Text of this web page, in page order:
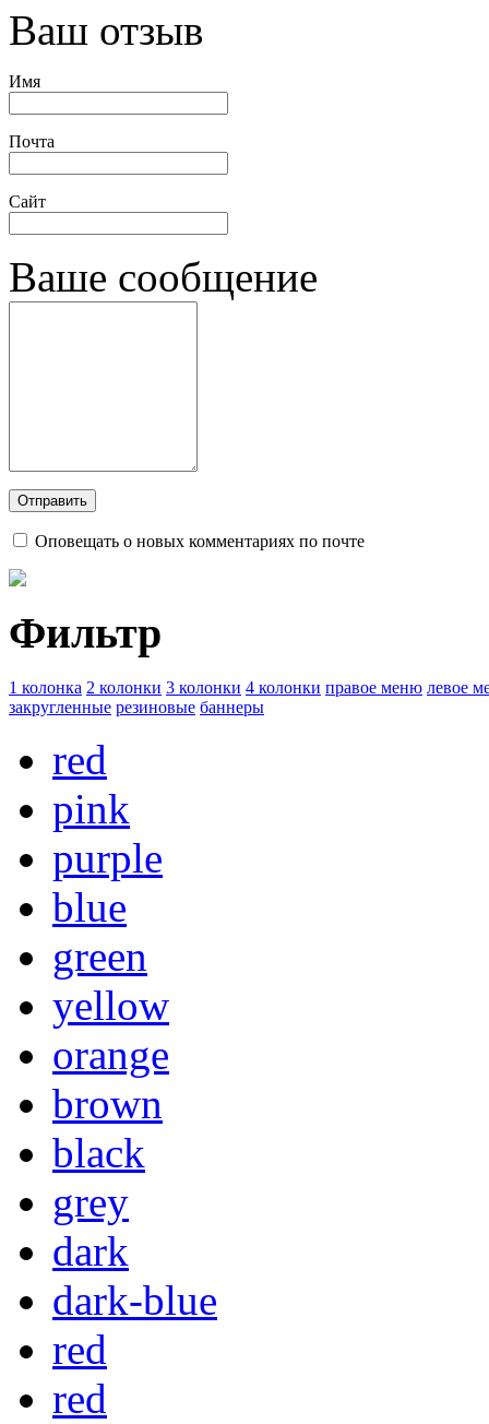
Ваш отзыв
Имя
Почта
Сайт
Ваше сообщение
Оповещать о новых комментариях по почте
Фильтр
1 колонка 2 колонки 3 колонки 4 колонки правое меню левое
закругленные резиновые баннеры
red
pink
purple
blue
green
yellow
orange
brown
black
grey
dark
dark-blue
red
red